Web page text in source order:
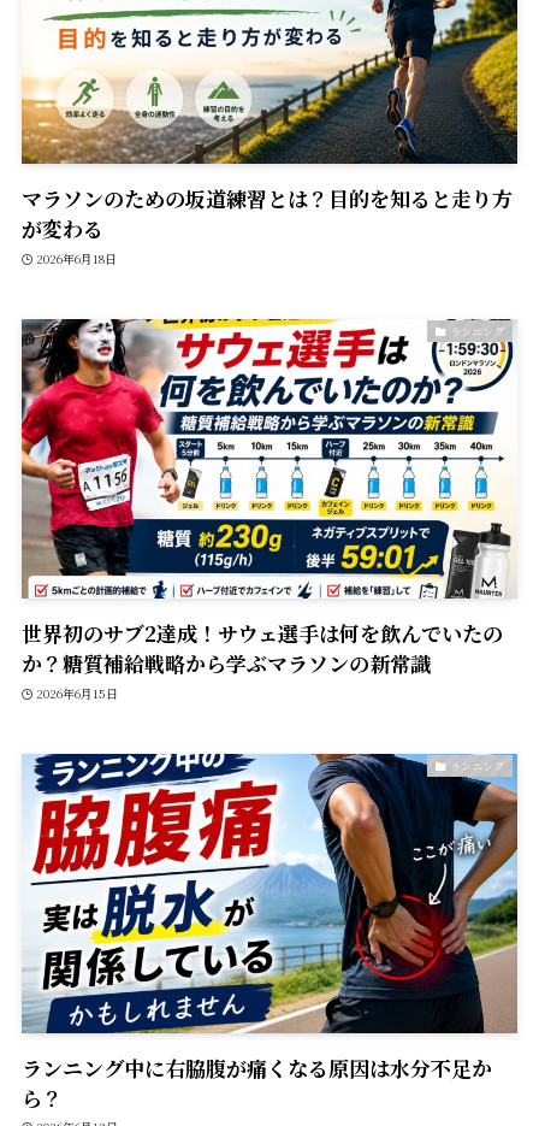
マラソンのための坂道練習とは？目的を知ると走り方
が変わる
2026年6月18日
ランニング
世界初のサブ2達成！サウェ選手は何を飲んでいたの
か？糖質補給戦略から学ぶマラソンの新常識
2026年6月15日
ランニング
ランニング中に右脇腹が痛くなる原因は水分不足か
ら？